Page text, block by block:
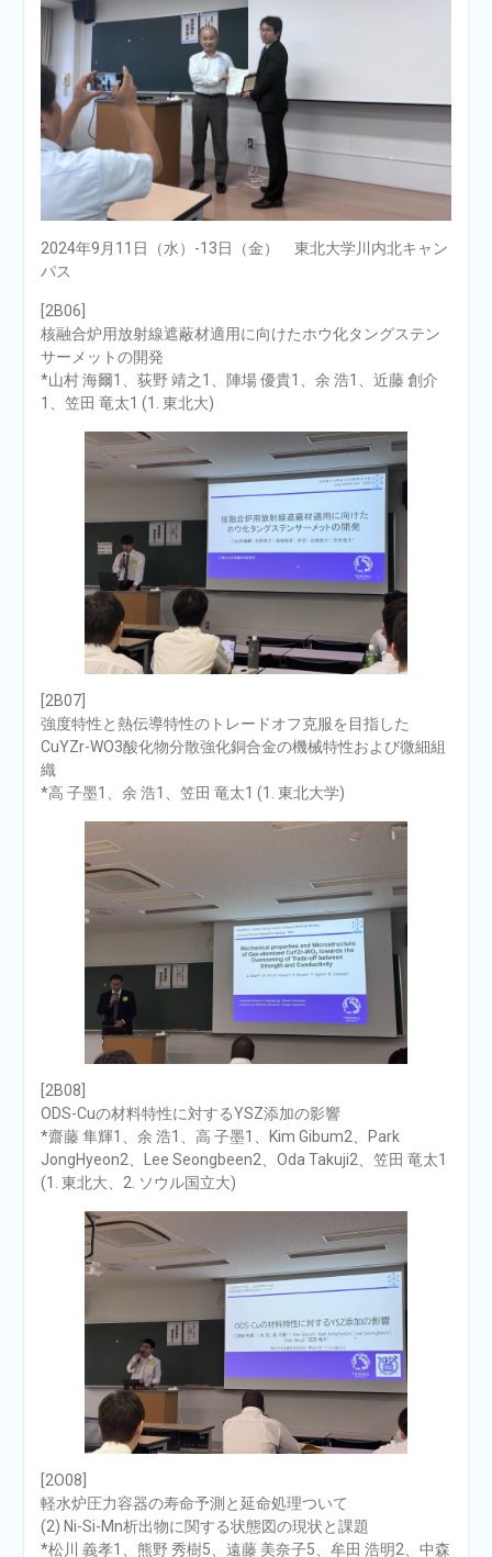
2024年9月11日（水）-13日（金） 東北大学川内北キャン
パス
[2B06]
核融合炉用放射線遮蔽材適用に向けたホウ化タングステン
サーメットの開発
*山村 海爾1、荻野 靖之1、陣場 優貴1、余 浩1、近藤 創介
1、笠田 竜太1 (1. 東北大)
[2B07]
強度特性と熱伝導特性のトレードオフ克服を目指した
CuYZr-WO3酸化物分散強化銅合金の機械特性および微細組
織
*高 子墨1、余 浩1、笠田 竜太1 (1. 東北大学)
[2B08]
ODS-Cuの材料特性に対するYSZ添加の影響
*齋藤 隼輝1、余 浩1、高 子墨1、Kim Gibum2、Park
JongHyeon2、Lee Seongbeen2、Oda Takuji2、笠田 竜太1
(1. 東北大、2. ソウル国立大)
[2O08]
軽水炉圧力容器の寿命予測と延命処理ついて
(2) Ni-Si-Mn析出物に関する状態図の現状と課題
*松川 義孝1、熊野 秀樹5、遠藤 美奈子5、牟田 浩明2、中森